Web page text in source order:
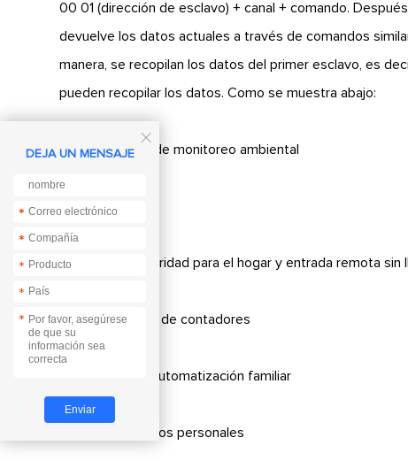
00 01 (dirección de esclavo) + canal + comando.
devuelve los datos actuales a través de comandos
manera, se recopilan los datos del primer esclavo, es
pueden recopilar los datos. Como se muestra abajo:
3. Aplicaciones de monitoreo ambiental
•Control remoto
•Alarma de seguridad para el hogar y entrada remota sin
•Lectura remota de contadores
•Telemetría de automatización familiar
•Registro de datos personales

DEJA UN MENSAJE
*
*
*
*
*
*
*